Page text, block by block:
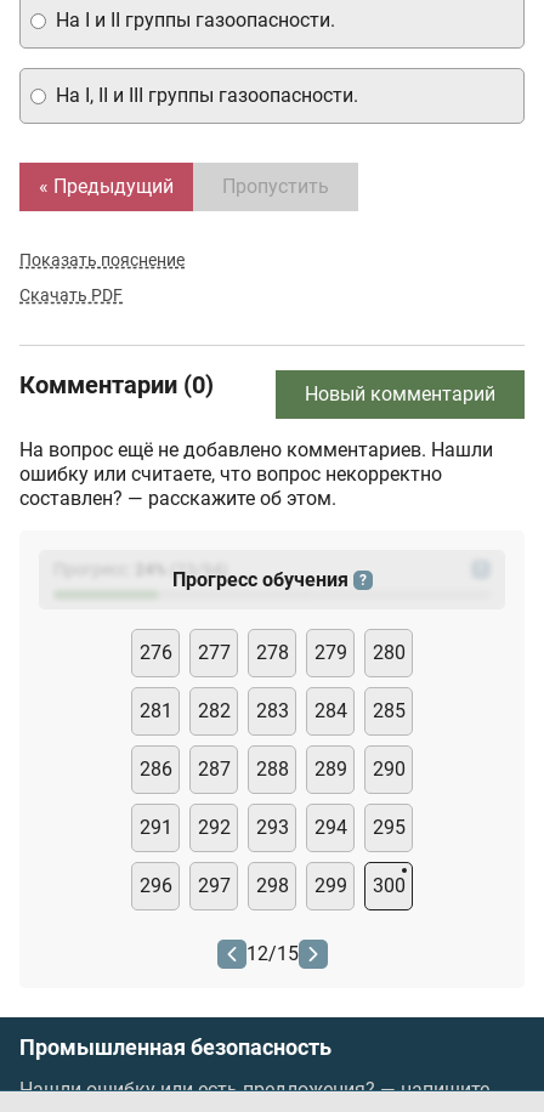
На I, II и III группы газоопасности.
На I и II группы газоопасности.
« Предыдущий Пропустить
Показать пояснение
Скачать PDF
Комментарии (0) Новый комментарий
На вопрос ещё не добавлено комментариев. Нашли
ошибку или считаете, что вопрос некорректно
составлен? — расскажите об этом.
(23
Прогресс обучения ?
276 277 278 279 280
281 282 283 284 285
286 287 288 289 290
291 292 293 294 295
296 297 298 299 300
12/15
Промышленная безопасность
Нашли ошибку или есть предложения? —напишите